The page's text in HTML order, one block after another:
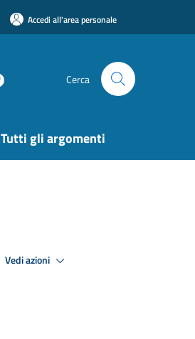
Accedi all'area personale
Cerca
Tutti gli argomenti
Vedi azioni